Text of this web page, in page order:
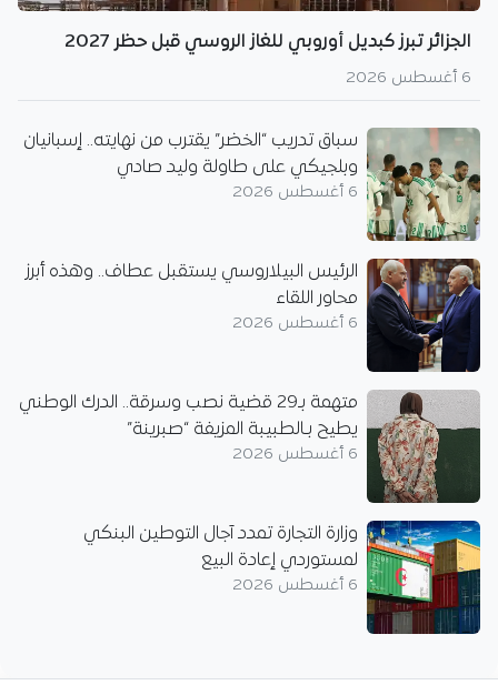
الجزائر تبرز كبديل أوروبي للغاز الروسي قبل حظر 2027
6 أغسطس 2026
سباق تدريب “الخضر” يقترب من نهايته.. إسبانيان
وبلجيكي على طاولة وليد صادي
6 أغسطس 2026
الرئيس البيلاروسي يستقبل عطاف.. وهذه أبرز
محاور اللقاء
6 أغسطس 2026
متهمة بـ29 قضية نصب وسرقة.. الدرك الوطني
يطيح بـالطبيبة المزيفة “صبرينة”
6 أغسطس 2026
وزارة التجارة تمدد آجال التوطين البنكي
لمستوردي إعادة البيع
6 أغسطس 2026